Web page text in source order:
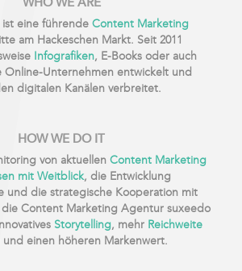
ist eine führendeContent Marketing
am Hackeschen Markt. Seit 2011
Infografiken, E-Books oder auch
Online-Unternehmen entwickelt und
digitalen Kanälen verbreitet.
HOW WE DO IT
von aktuellenContent Marketing
mit Weitblick, die Entwicklung
und die strategische Kooperation mit
Content Marketing Agentur suxeedo
Storytelling, mehr Reichweite
einen höheren Markenwert.